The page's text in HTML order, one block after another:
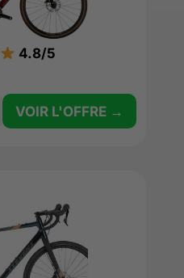
4.8/5
VOIR L'OFFRE →